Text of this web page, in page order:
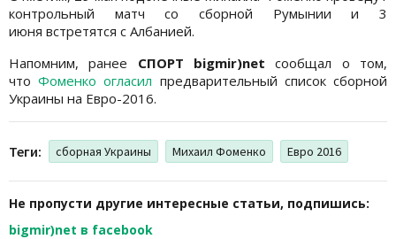
контрольный матч со сборной Румынии и 3
июня встретятся с Албанией.
Напомним, ранее СПОРТ bigmir)net сообщал о том,
чтоФоменко огласил предварительный список сборной
Украины на Евро-2016.
Теги: сборная Украины Михаил Фоменко Евро 2016
Не пропусти другие интересные статьи, подпишись:
bigmir)net в facebook